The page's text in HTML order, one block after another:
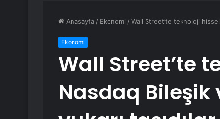
Anasayfa / Ekonomi /Wall Street’te teknoloji
Ekonomi
Wall Street’te
Nasdaq Bileşik